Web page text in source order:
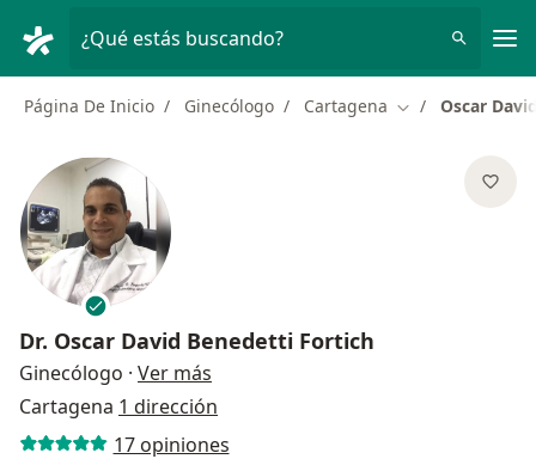
¿Qué estás buscando?
Página De Inicio Ginecólogo Cartagena Cambiar de
Oscar
Dr. Oscar David Benedetti Fortich
Ginecólogo · Ver más
Cartagena 1 dirección
17 opiniones